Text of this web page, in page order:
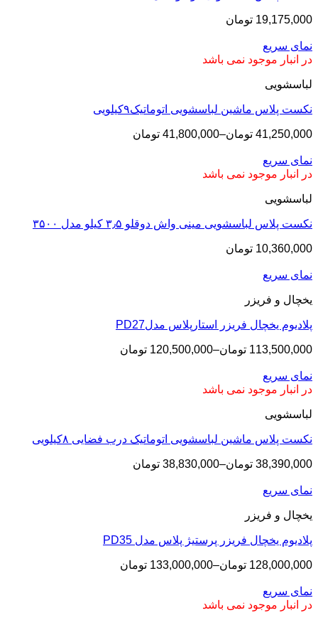
19,175,000 تومان
نمای سریع
در انبار موجود نمی باشد
لباسشویی
نکست پلاس ماشین لباسشویی اتوماتیک۹کیلویی
41,250,000 تومان–
41,800,000 تومان
نمای سریع
در انبار موجود نمی باشد
لباسشویی
نکست پلاس لباسشویی مینی واش دوقلو ۳٫۵ کیلو مدل ۳۵۰۰
10,360,000 تومان
نمای سریع
یخچال و فریزر
پلادیوم یخچال فریزر استارپلاس مدلPD27
113,500,000 تومان–
120,500,000 تومان
نمای سریع
در انبار موجود نمی باشد
لباسشویی
نکست پلاس ماشین لباسشویی اتوماتیک درب فضایی ۸کیلویی
38,390,000 تومان–
38,830,000 تومان
نمای سریع
یخچال و فریزر
پلادیوم یخچال فریزر پرستیژ پلاس مدل PD35
128,000,000 تومان–
133,000,000 تومان
نمای سریع
در انبار موجود نمی باشد